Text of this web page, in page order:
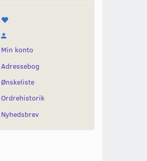
Min konto
Adressebog
Ønskeliste
Ordrehistorik
Nyhedsbrev